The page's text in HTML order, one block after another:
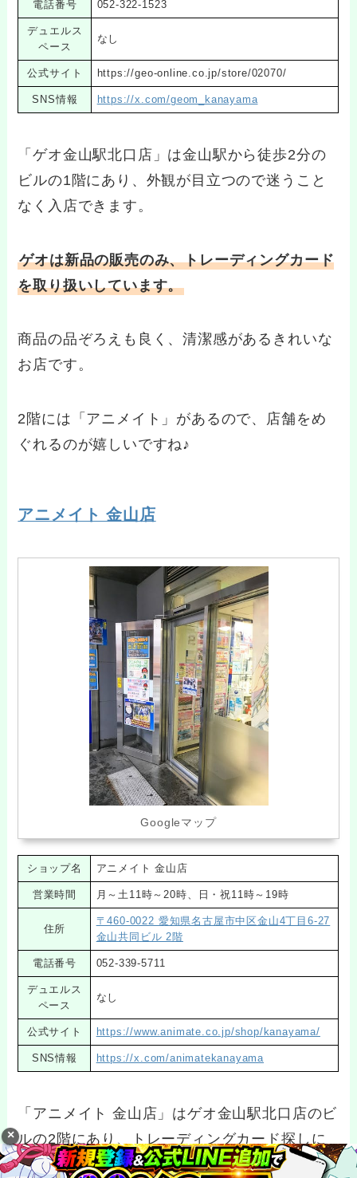
電話番号 052-322-1523
デュエルス
ペース
なし
公式サイト https://geo-online.co.jp/store/02070/
SNS情報 https://x.com/geom_kanayama
「ゲオ金山駅北口店」は金山駅から徒歩2分の
ビルの1階にあり、外観が目立つので迷うこと
なく入店できます。
ゲオは新品の販売のみ、トレーディングカード
を取り扱いしています。
商品の品ぞろえも良く、清潔感があるきれいな
お店です。
2階には「アニメイト」があるので、店舗をめ
ぐれるのが嬉しいですね♪
アニメイト 金山店
Googleマップ
ショップ名 アニメイト 金山店
営業時間 月～土11時～20時、日・祝11時～19時
住所
〒460-0022 愛知県名古屋市中区金山4丁目6-27
金山共同ビル 2階
電話番号 052-339-5711
デュエルス
ペース
なし
公式サイト https://www.animate.co.jp/shop/kanayama/
SNS情報 https://x.com/animatekanayama
「アニメイト 金山店」はゲオ金山駅北口店のビ
ルの2階にあり、トレーディングカード探しに
最適です。